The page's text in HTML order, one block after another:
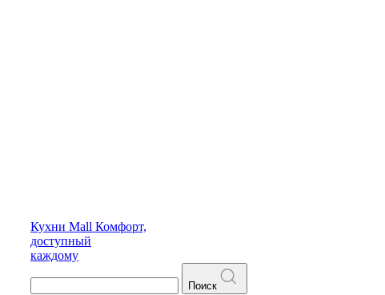
Кухни Mall Комфорт,
доступный
каждому
Поиск